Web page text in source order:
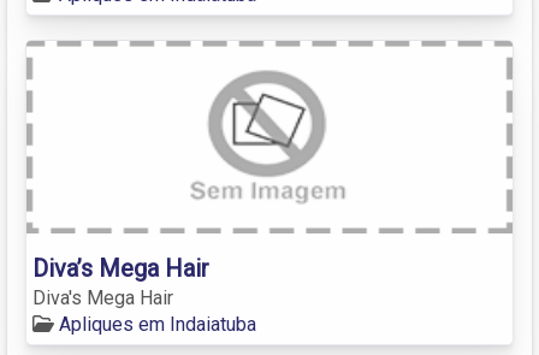
Diva’s Mega Hair
Diva's Mega Hair
Apliques em Indaiatuba